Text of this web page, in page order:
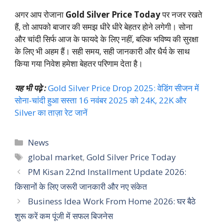
अगर आप रोजाना Gold Silver Price Todayपर नजर रखते
हैं, तो आपको बाजार की समझ धीरे धीरे बेहतर होने लगेगी। सोना
और चांदी सिर्फ आज के फायदे के लिए नहीं, बल्कि भविष्य की सुरक्षा
के लिए भी अहम हैं। सही समय, सही जानकारी और धैर्य के साथ
किया गया निवेश हमेशा बेहतर परिणाम देता है।
यह भी पढ़े :Gold Silver Price Drop 2025: वेडिंग सीजन में
सोना-चांदी हुआ सस्ता 16 नवंबर 2025 को 24K, 22K और
Silver का ताज़ा रेट जानें
Categories
News
Tags
global market,Gold Silver Price Today
PM Kisan 22nd Installment Update 2026:
किसानों के लिए जरूरी जानकारी और नए संकेत
Business Idea Work From Home 2026: घर बैठे
शुरू करें कम पूंजी में सफल बिजनेस